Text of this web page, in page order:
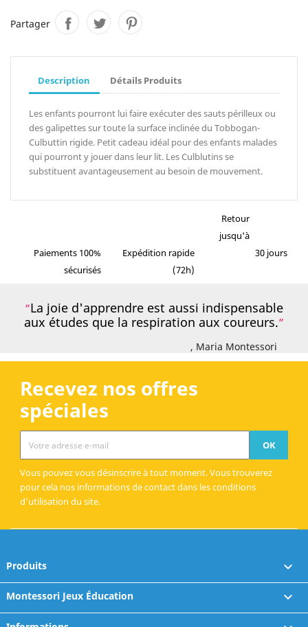
Partager
Description Détails Produits
Les enfants pourront lui faire exécuter des sauts périlleux ou
des galipettes sur toute la surface inclinée du Tobbogan-
Culbuttin rigide. Petit cadeau idéal pour des enfants malades
qui pourront y jouer dans leur lit. Les Culblutins se
substituent avantageusement au besoin de mouvement.
Paiements 100%
sécurisés
Expédition rapide
(72h)
Retour
jusqu'à
30 jours
La joie d'apprendre est aussi indispensable
aux études que la respiration aux coureurs.
, Maria Montessori
Recevez nos offres
spéciales
Vous pouvez vous désinscrire à tout moment. Vous trouverez
pour cela nos informations de contact dans les conditions
d'utilisation du site.
Produits 
Montessori Jeux Éducation 